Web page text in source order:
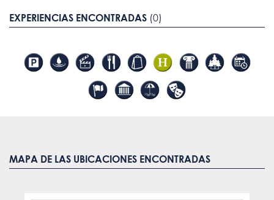
EXPERIENCIAS ENCONTRADAS (0)
MAPA DE LAS UBICACIONES ENCONTRADAS